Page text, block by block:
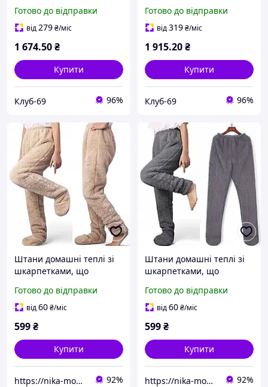
Готово до відправки
від279₴/міс
1 674.50₴
Купити
Клуб-69 96%
Готово до відправки
від319₴/міс
1 915.20₴
Купити
Клуб-69 96%
Штани домашні теплі зі
шкарпетками, що
Пшеничний
Готово до відправки
від60₴/міс
599₴
Купити
https://nika-moda.in.ua/ 92%
Штани домашні теплі зі
шкарпетками, що
Готово до відправки
від60₴/міс
599₴
Купити
https://nika-moda.in.ua/ 92%